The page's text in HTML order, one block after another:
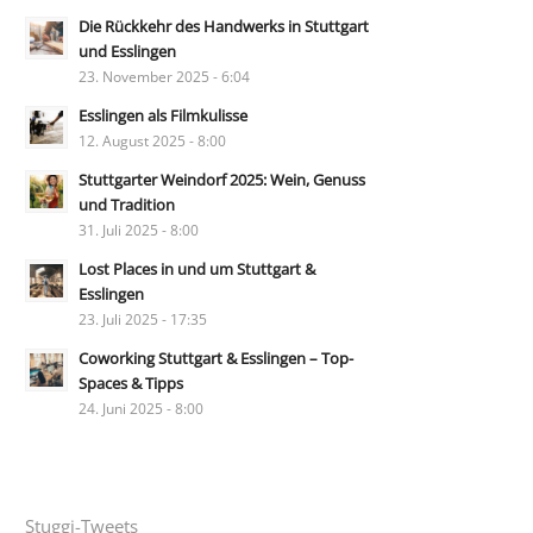
Die Rückkehr des Handwerks in Stuttgart
und Esslingen
23. November 2025 - 6:04
Esslingen als Filmkulisse
12. August 2025 - 8:00
Stuttgarter Weindorf 2025: Wein, Genuss
und Tradition
31. Juli 2025 - 8:00
Lost Places in und um Stuttgart &
Esslingen
23. Juli 2025 - 17:35
Coworking Stuttgart & Esslingen – Top-
Spaces & Tipps
24. Juni 2025 - 8:00
Stuggi-Tweets